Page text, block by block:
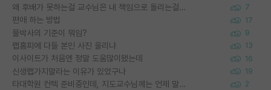
왜 후배가 못하는걸 교수님은 내 책임으로 돌리는걸까요? 7
편애 하는 방법 17
물박사의 기준이 뭐임? 9
랩홈피에 다들 본인 사진 올리냐 13
이사이트가 처음엔 정말 도움많이됐는데 16
신생랩가지말라는 이유가 있었구나 19
타대학원 컨텍 준비중인데, 지도교수님께는 언제 말씀드려야 할까요? 2